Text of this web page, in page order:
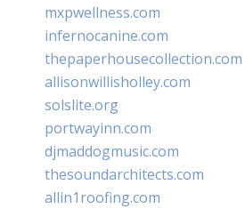
mxpwellness.com
infernocanine.com
thepaperhousecollection.com
allisonwillisholley.com
solslite.org
portwayinn.com
djmaddogmusic.com
thesoundarchitects.com
allin1roofing.com